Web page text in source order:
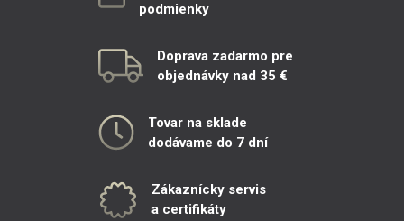
podmienky
Doprava zadarmo pre
objednávky nad 35 €
Tovar na sklade
dodávame do 7 dní
Zákaznícky servis
a certifikáty